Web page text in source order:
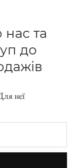
та
до
неї